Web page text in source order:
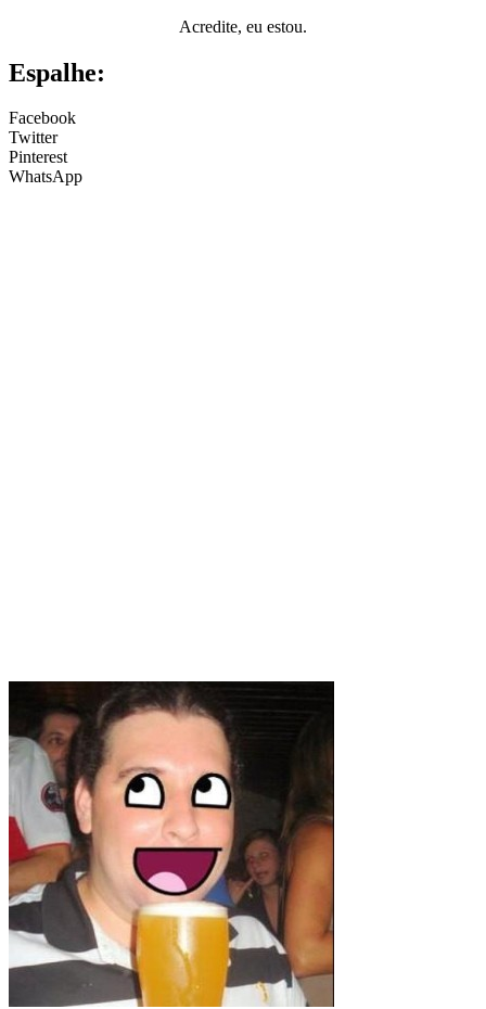
Acredite, eu estou.
Espalhe:
Facebook
Twitter
Pinterest
WhatsApp